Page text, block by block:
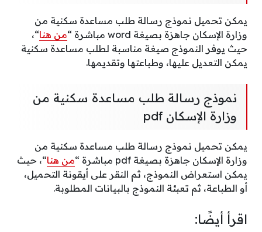
يمكن تحميل نموذج رسالة طلب مساعدة سكنية من
وزارة الإسكان جاهزة بصيغة word مباشرة “
من هنا“،
حيث يوفر النموذج صيغة مناسبة لطلب مساعدة سكنية
يمكن التعديل عليها، وطباعتها وتقديمها.
نموذج رسالة طلب مساعدة سكنية من
وزارة الإسكان pdf
يمكن تحميل نموذج رسالة طلب مساعدة سكنية من
وزارة الإسكان جاهزة بصيغة pdf مباشرة “
من هنا“، حيث
يمكن استعراض النموذج، ثم النقر على أيقونة التحميل،
أو الطباعة، ثم تعبئة النموذج بالبيانات المطلوبة.
اقرأ أيضًا: